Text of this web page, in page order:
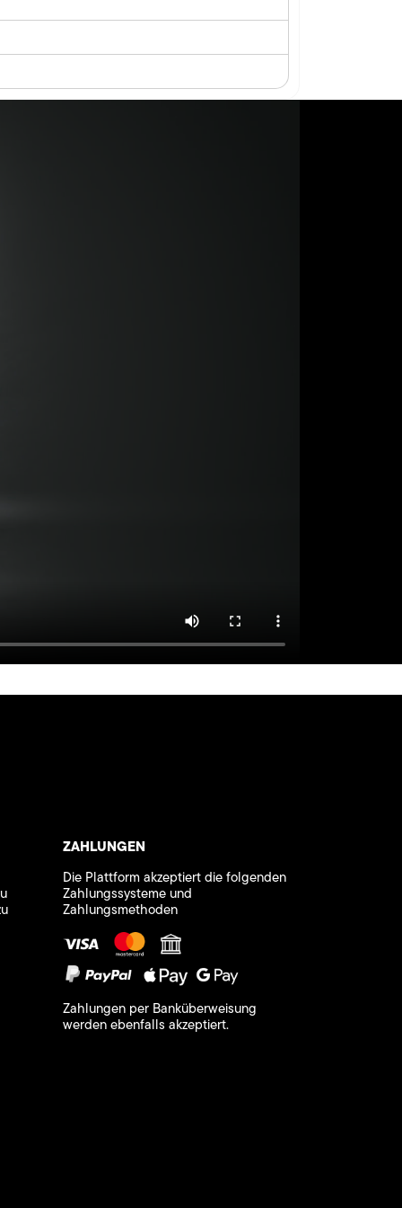
ZAHLUNGEN
Die Plattform akzeptiert die folgenden
Zahlungssysteme und
Zahlungsmethoden
Zahlungen per Banküberweisung
werden ebenfalls akzeptiert.